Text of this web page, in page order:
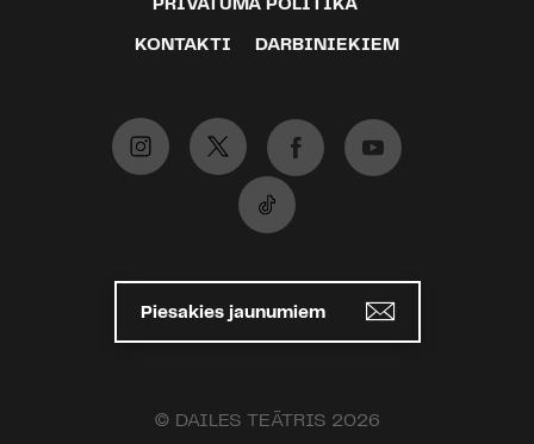
PRIVĀTUMA POLITIKA
KONTAKTI DARBINIEKIEM
Piesakies jaunumiem
© DAILES TEĀTRIS 2026